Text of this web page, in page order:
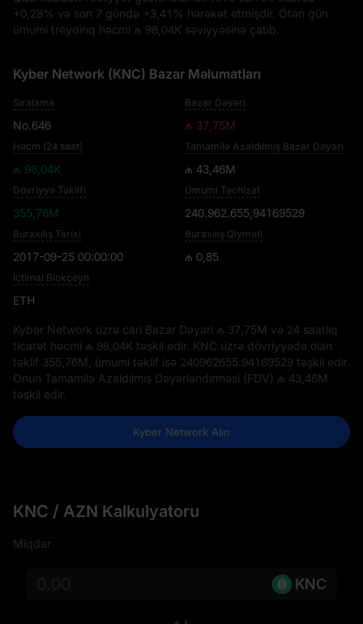
+0,28% və son 7 gündə +3,41% hərəkət etmişdir. Ötən gün
ümumi treydinq həcmi ₼ 98,04K səviyyəsinə çatıb.
Kyber Network (KNC) Bazar Məlumatları
Sıralama
No.646
Bazar Dəyəri
₼ 37,75M
Həcm (24 saat)
₼ 98,04K
Tamamilə Azaldılmış Bazar Dəyəri
₼ 43,46M
Dövriyyə Təklifi
355,76M
Ümumi Təchizat
240.962.655,94169529
Buraxılış Tarixi
2017-09-25 00:00:00
Buraxılış Qiyməti
₼ 0,85
İctimai Blokçeyn
ETH
Kyber Network üzrə cari Bazar Dəyəri ₼ 37,75M və 24 saatlıq
ticarət həcmi ₼ 98,04K təşkil edir. KNC üzrə dövriyyədə olan
təklif 355,76M , ümumi təklif isə 240962655.94169529 təşkil edir.
Onun Tamamilə Azaldılmış Dəyərləndirməsi (FDV) ₼ 43,46M
təşkil edir.
Kyber Network Alın
KNC / AZN Kalkulyatoru
Miqdar
KNC